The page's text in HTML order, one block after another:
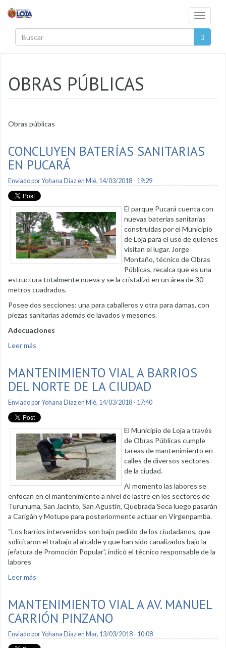
Toggle
OBRAS PÚBLICAS
Obras públicas
CONCLUYEN BATERÍAS SANITARIAS
EN PUCARÁ
Enviado porYohana Diazen Mié, 14/03/2018 - 19:29
El parque Pucará cuenta con
nuevas baterías sanitarias
construidas por el Municipio
de Loja para el uso de quienes
visitan el lugar. Jorge
Montaño, técnico de Obras
Públicas, recalca que es una
estructura totalmente nueva y se la cristalizó en un área de 30
metros cuadrados.
Posee dos secciones: una para caballeros y otra para damas, con
piezas sanitarias además de lavados y mesones.
Adecuaciones
Leer más
MANTENIMIENTO VIAL A BARRIOS
DEL NORTE DE LA CIUDAD
Enviado porYohana Diazen Mié, 14/03/2018 - 17:40
El Municipio de Loja a través
de Obras Públicas cumple
tareas de mantenimiento en
calles de diversos sectores
de la ciudad.
Al momento las labores se
enfocan en el mantenimiento a nivel de lastre en los sectores de
Turunuma, San Jacinto, San Agustín, Quebrada Seca luego pasarán
a Carigán y Motupe para posteriormente actuar en Virgenpamba.
“Los barrios intervenidos son bajo pedido de los ciudadanos, que
solicitaron el trabajo al alcalde y que han sido canalizados bajo la
jefatura de Promoción Popular”, indicó el técnico responsable de la
labores
Leer más
MANTENIMIENTO VIAL A AV. MANUEL
CARRIÓN PINZANO
Enviado porYohana Diazen Mar, 13/03/2018 - 10:08